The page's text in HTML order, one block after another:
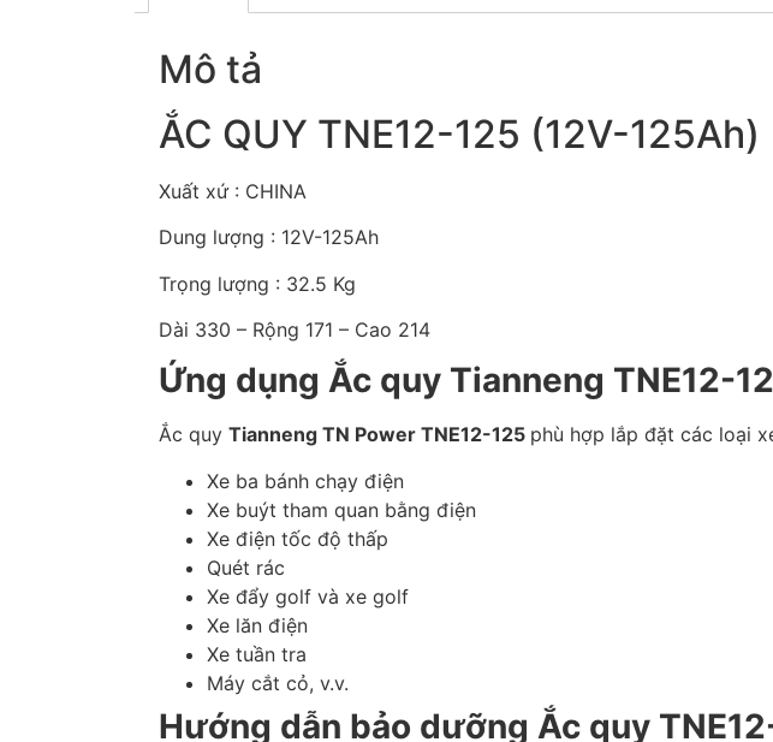
Mô tả
ẮC QUY TNE12-125 (12V-125Ah)
Xuất xứ : CHINA
Dung lượng : 12V-125Ah
Trọng lượng : 32.5 Kg
Dài 330 – Rộng 171 – Cao 214
Ứng dụng Ắc quy Tianneng TNE12-
Ắc quy Tianneng TN Power TNE12-125 phù hợp lắp đặt các loại
Xe ba bánh chạy điện
Xe buýt tham quan bằng điện
Xe điện tốc độ thấp
Quét rác
Xe đẩy golf và xe golf
Xe lăn điện
Xe tuần tra
Máy cắt cỏ, v.v.
Hướng dẫn bảo dưỡng Ắc quy